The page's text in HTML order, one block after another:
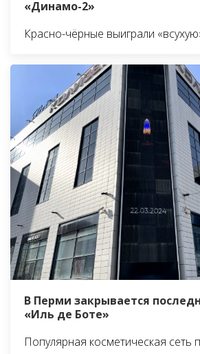
«Динамо-2»
Красно-чёрные выиграли
В Перми закрывается
«Иль де Боте»
Популярная косметическая сеть